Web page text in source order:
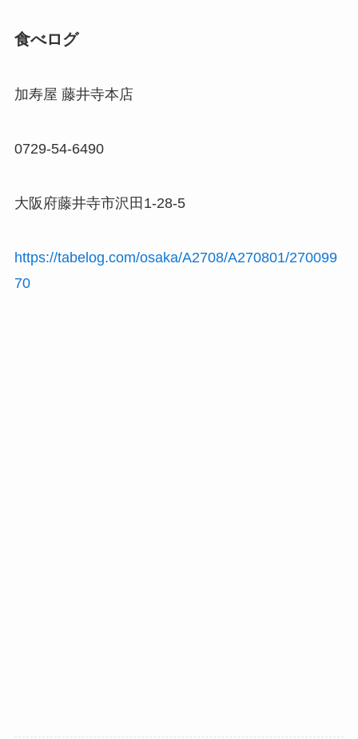
食べログ
加寿屋 藤井寺本店
0729-54-6490
大阪府藤井寺市沢田1-28-5
https://tabelog.com/osaka/A2708/A270801/270099
70